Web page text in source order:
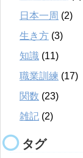
日本一周 (2)
生き方 (3)
知識 (11)
職業訓練 (17)
関数 (23)
雑記 (2)
タグ